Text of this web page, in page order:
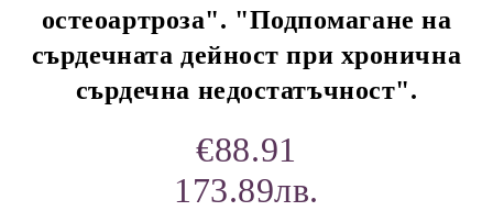
остеоартроза". "Подпомагане на
сърдечната дейност при хронична
сърдечна недостатъчност".
€88.91
173.89лв.